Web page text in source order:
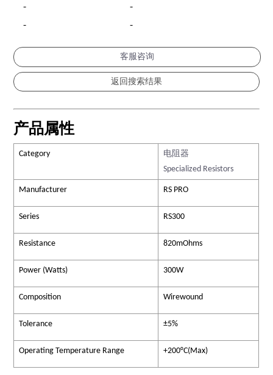
-
-
-
-
客服咨询
产品属性
Category
电阻器
Specialized Resistors
Manufacturer RS PRO
Series RS300
Resistance 820mOhms
Power (Watts) 300W
Composition Wirewound
Tolerance ±5%
Operating Temperature Range +200°C(Max)